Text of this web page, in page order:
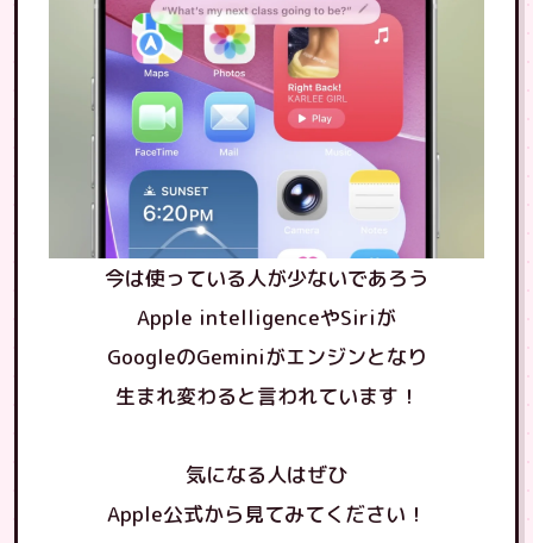
今は使っている人が少ないであろう
Apple intelligenceやSiriが
GoogleのGeminiがエンジンとなり
生まれ変わると言われています！
気になる人はぜひ
Apple公式から見てみてください！